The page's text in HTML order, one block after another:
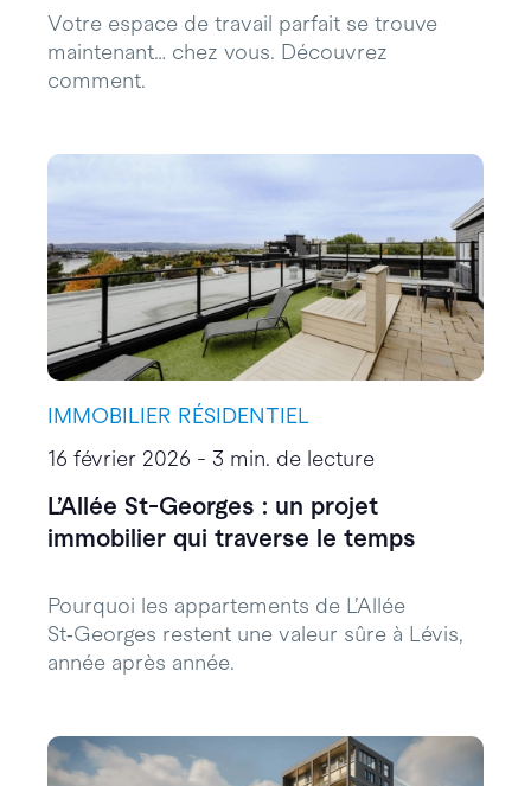
Votre espace de travail parfait se trouve
maintenant… chez vous. Découvrez
comment.
IMMOBILIER RÉSIDENTIEL
16 février 2026 - 3 min. de lecture
L’Allée St-Georges : un projet
immobilier qui traverse le temps
Pourquoi les appartements de L’Allée
St‑Georges restent une valeur sûre à Lévis,
année après année.